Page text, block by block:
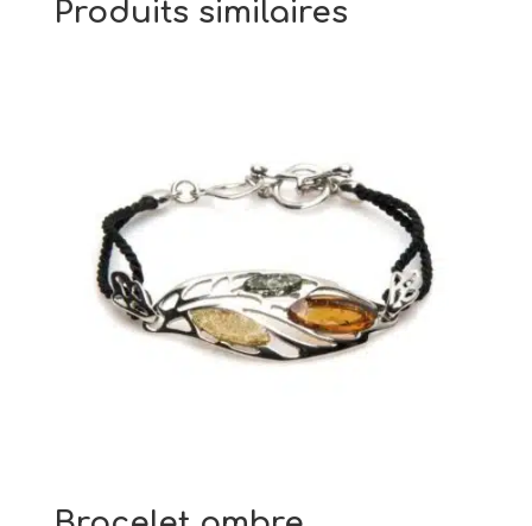
Produits similaires